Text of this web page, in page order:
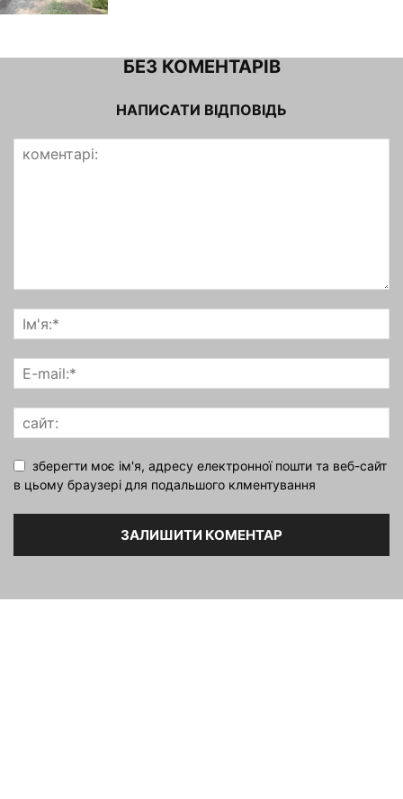
БЕЗ КОМЕНТАРІВ
НАПИСАТИ ВІДПОВІДЬ
зберегти моє ім'я, адресу електронної пошти та веб-сайт
в цьому браузері для подальшого клментування